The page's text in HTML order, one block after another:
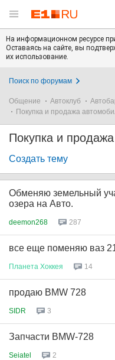
На информационном ресурсе
Оставаясь на сайте, вы
их использование.
Поиск по форумам
Общение Автоклуб
Покупка и продажа
Покупка и
Создать тему
Обменяю земельный
озера на Авто.
deemon268 287
все еще поменяю ваз
Планета Хоккея 14
продаю BMW 728
SIDR 3
Запчасти BMW-728
Seiatel 2